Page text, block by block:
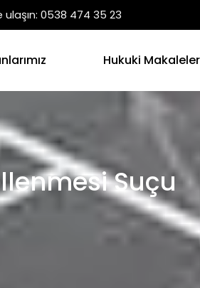
ulaşın: 0538 474 35 23
Hukuki Makaleler
Suçu